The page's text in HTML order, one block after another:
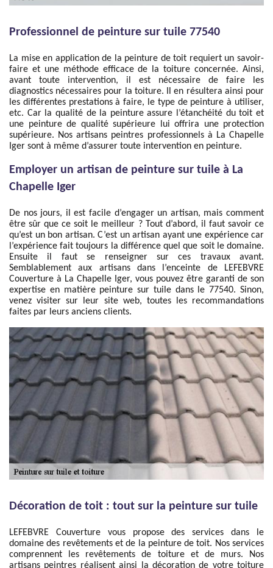
Professionnel de peinture sur tuile 77540
La mise en application de la peinture de toit requiert un savoir-
faire et une méthode efficace de la toiture concernée. Ainsi,
avant toute intervention, il est nécessaire de faire les
diagnostics nécessaires pour la toiture. Il en résultera ainsi pour
les différentes prestations à faire, le type de peinture à utiliser,
etc. Car la qualité de la peinture assure l’étanchéité du toit et
une peinture de qualité supérieure lui offrira une protection
supérieure. Nos artisans peintres professionnels à La Chapelle
Iger sont à même d’assurer toute intervention en peinture.
Employer un artisan de peinture sur tuile à La
Chapelle Iger
De nos jours, il est facile d’engager un artisan, mais comment
être sûr que ce soit le meilleur ? Tout d’abord, il faut savoir ce
qu’est un bon artisan. C’est un artisan ayant une expérience car
l’expérience fait toujours la différence quel que soit le domaine.
Ensuite il faut se renseigner sur ces travaux avant.
Semblablement aux artisans dans l’enceinte de LEFEBVRE
Couverture à La Chapelle Iger, vous pouvez être garanti de son
expertise en matière peinture sur tuile dans le 77540. Sinon,
venez visiter sur leur site web, toutes les recommandations
faites par leurs anciens clients.
Décoration de toit : tout sur la peinture sur tuile
LEFEBVRE Couverture vous propose des services dans le
domaine des revêtements et de la peinture de toit. Nos services
comprennent les revêtements de toiture et de murs. Nos
artisans peintres réalisent ainsi la décoration de votre toiture